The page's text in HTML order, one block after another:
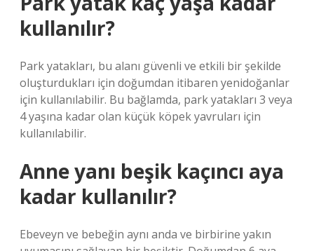
kullanılır?
Park yatakları, bu alanı güvenli ve etkili bir şekilde
oluşturdukları için doğumdan itibaren yenidoğanlar
için kullanılabilir. Bu bağlamda, park yatakları 3 veya
4 yaşına kadar olan küçük köpek yavruları için
kullanılabilir.
Anne yanı beşik kaçıncı aya
kadar kullanılır?
Ebeveyn ve bebeğin aynı anda ve birbirine yakın